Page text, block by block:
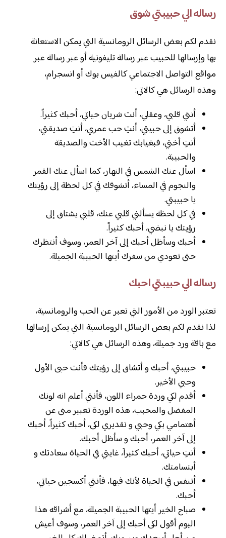
رساله الي حبيبتي شوق
نقدم لكم بعض الرسائل الرومانسية التي يمكن الاستعانة
بها وإرسالها للحبيب عبر رسالة تليفونية أو عبر رسالة عبر
مواقع التواصل الاجتماعي كالفيس بوك أو انسجرام،
وهذه الرسائل هي كالاتي:
أنتي قلبي، وعقلي، أنت شريان حياتي، أحبك كثيراً.
أتشوق إلى حبيتي، أنتِ حب عمري، أنتِ صديقتي،
أنتِ أختي، فبغيابك تغيب الأخت والصديقة
والحبيبة.
اسأل عنك الشمس في النهار، كما اسأل عنك القمر
والنجوم في المساء، أتشوقك في كل لحظة إلى رؤيتك
يا حبيبتي.
في كل لحظة يسألني قلبي عنك، قلبي يشتاق إلى
رؤيتك يا نبضي، أحبك كثيراً.
أحبك وسأظل أحبك إلى آخر العمر، وسوف أنتظرك
حتى تعودي من سفرك أيتها الحبيبة الجميلة.
رساله الي حبيبتي احبك
تعتبر الورد من الأمور التي تعبر عن الحب والرومانسية،
لذا نقدم لكم بعض الرسائل الرومانسية التي يمكن إرسالها
مع باقة ورد جميلة، وهذه الرسائل هي كالاتي:
حبيبتي، أحبك و أتشاق إلى رؤيتك فأنت حبى الأول
وحبي الأخير.
أقدم لكي وردة حمراء اللون، فأنتي أعلم انه لونك
المفضل والمحبب، هذه الوردة تعبير منى عن
أهتمامي بكي وحبي و تقديري لكى، أحبك كثيراً، أحبك
إلى آخر العمر، أحبك و سأظل أحبك.
أنتِ حياتي، أحبك كثيراَ، غايتي في الحياة سعادتك و
أبتسامتك.
أتنفس في الحياة لأنك فيها، فأنتي أكسجين حياتي،
أحبك.
صباح الخير أيتها الحبيبة الجميلة، مع أشراقه هذا
اليوم أقول لكى أحبك إلى آخر العمر، وسوف أعيش